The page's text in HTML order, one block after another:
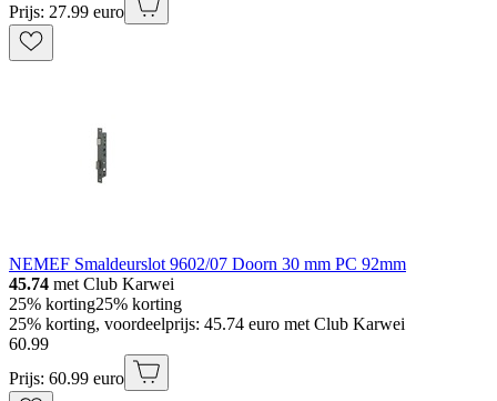
Prijs: 27.99 euro
NEMEF Smaldeurslot 9602/07 Doorn 30 mm PC 92mm
45.74 met Club Karwei
25% korting25% korting
25% korting, voordeelprijs: 45.74 euro met Club Karwei
60.99
Prijs: 60.99 euro